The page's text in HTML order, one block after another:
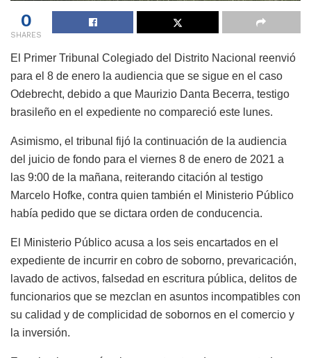
0
SHARES
El Primer Tribunal Colegiado del Distrito Nacional reenvió
para el 8 de enero la audiencia que se sigue en el caso
Odebrecht, debido a que Maurizio Danta Becerra, testigo
brasileño en el expediente no compareció este lunes.
Asimismo, el tribunal fijó la continuación de la audiencia
del juicio de fondo para el viernes 8 de enero de 2021 a
las 9:00 de la mañana, reiterando citación al testigo
Marcelo Hofke, contra quien también el Ministerio Público
había pedido que se dictara orden de conducencia.
El Ministerio Público acusa a los seis encartados en el
expediente de incurrir en cobro de soborno, prevaricación,
lavado de activos, falsedad en escritura pública, delitos de
funcionarios que se mezclan en asuntos incompatibles con
su calidad y de complicidad de sobornos en el comercio y
la inversión.